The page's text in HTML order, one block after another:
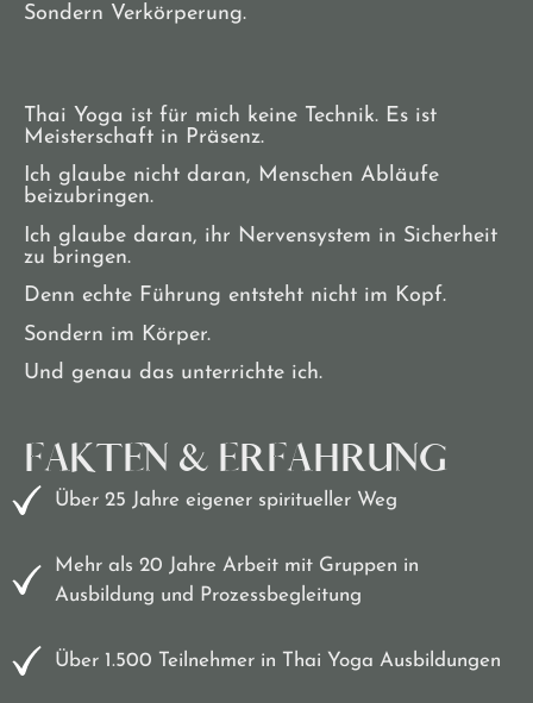
Sondern Verkörperung.
Thai Yoga ist für mich keine Technik. Es ist
Meisterschaft in Präsenz.
Ich glaube nicht daran, Menschen Abläufe
beizubringen.
Ich glaube daran, ihr Nervensystem in Sicherheit
zu bringen.
Denn echte Führung entsteht nicht im Kopf.
Sondern im Körper.
Und genau das unterrichte ich.
FAKTEN & ERFAHRUNG
Über 25 Jahre eigener spiritueller Weg
Mehr als 20 Jahre Arbeit mit Gruppen in
Ausbildung und Prozessbegleitung
Über 1.500 Teilnehmer in Thai Yoga Ausbildungen